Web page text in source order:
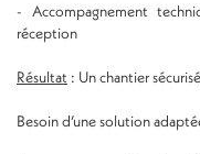
- Accompagnement
réception
Résultat : Un chantier
Besoin d’une solution